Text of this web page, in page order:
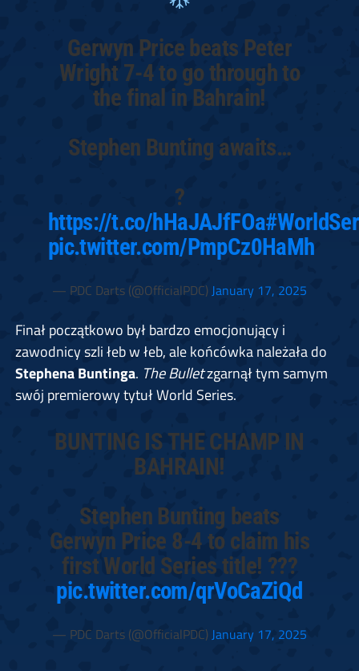
Gerwyn Price beats Peter
Wright 7-4 to go through to
the final in Bahrain!
Stephen Bunting awaits…
?
https://t.co/hHaJAJfFOa
pic.twitter.com/PmpCz0HaMh
— PDC Darts (@OfficialPDC) January 17, 2025
Finał początkowo był bardzo emocjonujący i
zawodnicy szli łeb w łeb, ale końcówka należała do
Stephena Buntinga. The Bulletzgarnął tym samym
swój premierowy tytuł World Series.
BUNTING IS THE CHAMP IN
BAHRAIN!
Stephen Bunting beats
Gerwyn Price 8-4 to claim his
first World Series title! ???
pic.twitter.com/qrVoCaZiQd
— PDC Darts (@OfficialPDC) January 17, 2025